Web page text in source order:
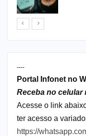
----
Portal Infonet no
Receba no celular
Acesse o link
ter acesso a
https://